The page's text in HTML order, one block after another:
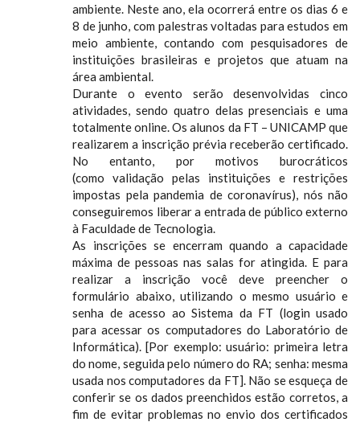
ambiente. Neste ano, ela ocorrerá entre os dias 6 e
8 de junho, com palestras voltadas para estudos em
meio ambiente, contando com pesquisadores de
instituições brasileiras e projetos que atuam na
área ambiental.
Durante o evento serão desenvolvidas cinco
atividades, sendo quatro delas presenciais e uma
totalmente online. Os alunos da FT – UNICAMP que
realizarem a inscrição prévia receberão certificado.
No entanto, por motivos burocráticos
(como validação pelas instituições e restrições
impostas pela pandemia de coronavírus), nós não
conseguiremos liberar a entrada de público externo
à Faculdade de Tecnologia.
As inscrições se encerram quando a capacidade
máxima de pessoas nas salas for atingida. E para
realizar a inscrição você deve preencher o
formulário abaixo, utilizando o mesmo usuário e
senha de acesso ao Sistema da FT (login usado
para acessar os computadores do Laboratório de
Informática). [Por exemplo: usuário: primeira letra
do nome, seguida pelo número do RA; senha: mesma
usada nos computadores da FT]. Não se esqueça de
conferir se os dados preenchidos estão corretos, a
fim de evitar problemas no envio dos certificados